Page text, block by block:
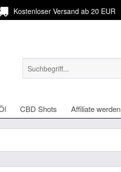
Kostenloser Versand ab 20 EUR
CBD Shots Affiliate werden